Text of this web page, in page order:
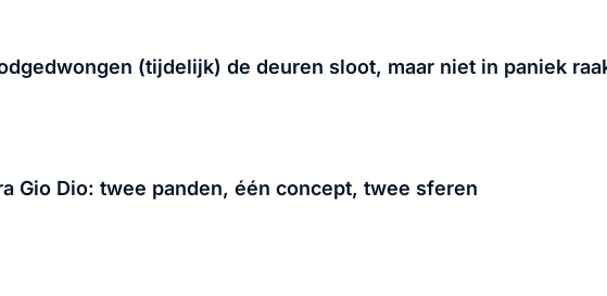
(tijdelijk) de deuren sloot, maar niet in paniek
Gio Dio: twee panden, één concept, twee sferen